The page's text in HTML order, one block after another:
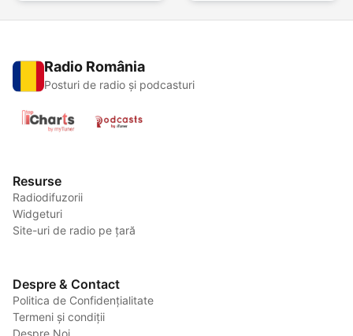
Radio România
Posturi de radio și podcasturi
Resurse
Radiodifuzorii
Widgeturi
Site-uri de radio pe țară
Despre & Contact
Politica de Confidențialitate
Termeni și condiții